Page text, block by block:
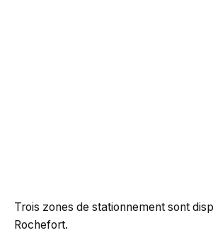
Trois zones de stationnement sont
Rochefort.